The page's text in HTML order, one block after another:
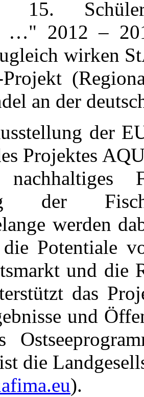
15.
…" 2012 –
wirken
an der
der
Projektes
der
werden
Potentiale
und die
das
und
die
).